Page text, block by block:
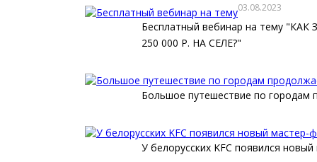
03.08.2023
Бесплатный вебинар на тему
250 000 Р. НА СЕЛЕ?"
Большое путешествие по городам
У белорусских KFC появился